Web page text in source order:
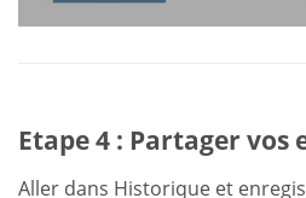
Etape 4 : Partager
Aller dans Historique et